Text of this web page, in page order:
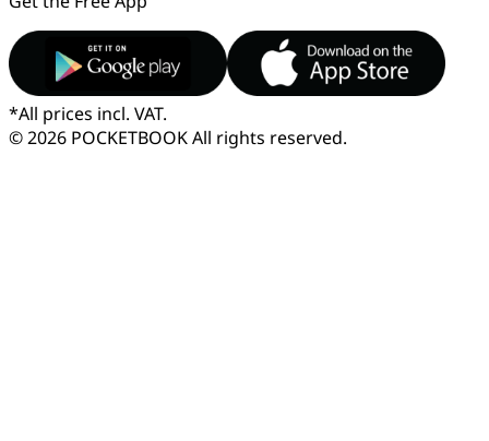
*All prices incl. VAT.
© 2026 POCKETBOOKAll rights reserved.